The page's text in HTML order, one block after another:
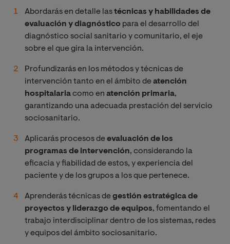
Abordarás en detalle lastécnicas y habilidades de
evaluación y diagnóstico para el desarrollo del
diagnóstico social sanitario y comunitario, el eje
sobre el que gira la intervención.
Profundizarás en los métodos y técnicas de
intervención tanto en el ámbito deatención
hospitalariacomo en atención primaria,
garantizando una adecuada prestación del servicio
sociosanitario.
Aplicarás procesos deevaluación de los
programas de intervención, considerando la
eficacia y fiabilidad de estos, y experiencia del
paciente y de los grupos a los que pertenece.
Aprenderás técnicas degestión estratégica de
proyectos y liderazgo de equipos, fomentando el
trabajo interdisciplinar dentro de los sistemas, redes
y equipos del ámbito sociosanitario.